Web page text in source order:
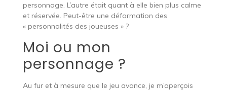
personnage. L’autre était quant à elle bien plus calme
et réservée. Peut-être une déformation des
« personnalités des joueuses » ?
Moi ou mon
personnage ?
Au fur et à mesure que le jeu avance, je m’aperçois